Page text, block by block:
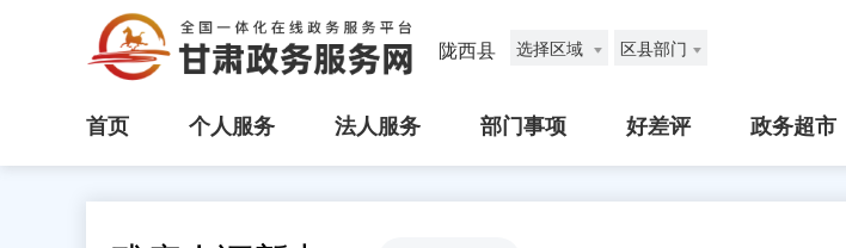
陇西县 选择区域 区县部门
首页 个人服务 法人服务 部门事项 好差评 政务超市